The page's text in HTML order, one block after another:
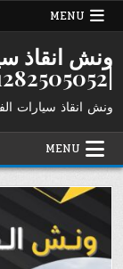
Skip
MENU
ونش انقاذ
|01282505052
ونش انقاذ سيارات الفرسان
MENU